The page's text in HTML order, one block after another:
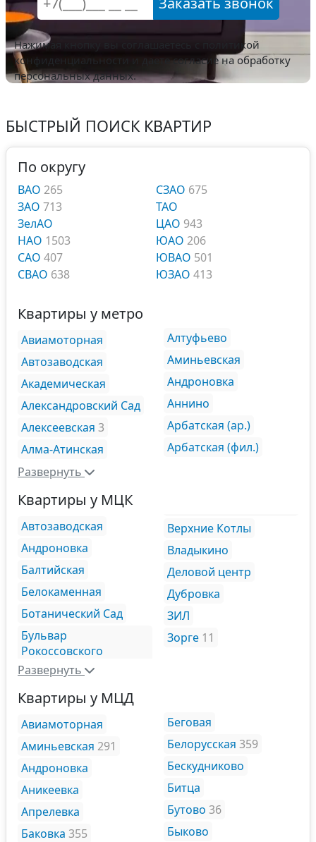
Нажимая кнопку вы соглашаетесь с
политикой
конфиденциальности и даете согласие на обработку
персональных данных.
БЫСТРЫЙ ПОИСК КВАРТИР
По округу
ВАО 265
ЗАО 713
ЗелАО
НАО 1503
САО 407
СВАО 638
СЗАО 675
ТАО
ЦАО 943
ЮАО 206
ЮВАО 501
ЮЗАО 413
Квартиры у метро
Авиамоторная
Автозаводская
Академическая
Александровский Сад
Алексеевская 3
Алма-Атинская
Алтуфьево
Аминьевская
Андроновка
Аннино
Арбатская (ар.)
Арбатская (фил.)
Развернуть
Квартиры у МЦК
Автозаводская
Андроновка
Балтийская
Белокаменная
Ботанический Сад
Бульвар
Рокоссовского
Верхние Котлы
Владыкино
Деловой центр
Дубровка
ЗИЛ
Зорге 11
Развернуть
Квартиры у МЦД
Авиамоторная
Аминьевская 291
Андроновка
Аникеевка
Апрелевка
Баковка 355
Беговая
Белорусская 359
Бескудниково
Битца
Бутово 36
Быково